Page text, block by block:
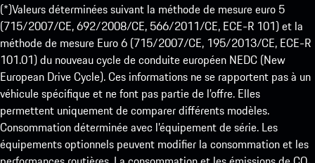
(*)Valeurs déterminées suivant la méthode de mesure euro 5
(715/2007/CE, 692/2008/CE, 566/2011/CE, ECE-R 101) et la
méthode de mesure Euro 6 (715/2007/CE, 195/2013/CE, ECE-R
101.01) du nouveau cycle de conduite européen NEDC (New
European Drive Cycle). Ces informations ne se rapportent pas à un
véhicule spécifique et ne font pas partie de l’offre. Elles
permettent uniquement de comparer différents modèles.
Consommation déterminée avec l’équipement de série. Les
équipements optionnels peuvent modifier la consommation et les